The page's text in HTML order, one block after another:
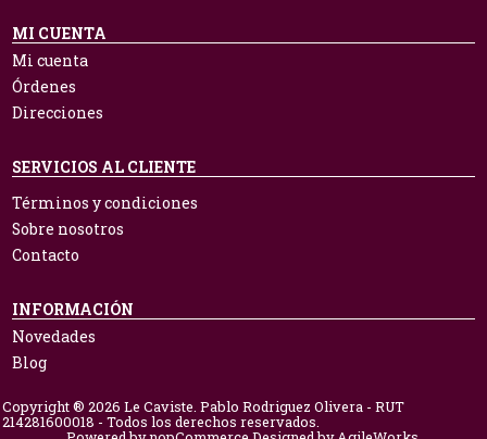
MI CUENTA
Mi cuenta
Órdenes
Direcciones
SERVICIOS AL CLIENTE
Términos y condiciones
Sobre nosotros
Contacto
INFORMACIÓN
Novedades
Blog
Copyright ® 2026 Le Caviste. Pablo Rodriguez Olivera - RUT
214281600018 - Todos los derechos reservados.